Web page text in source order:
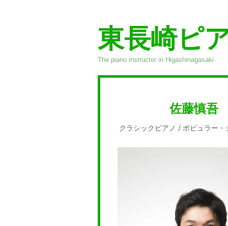
東長崎ピ
The piano instructor in Higashinagasaki
佐藤慎吾
クラシックピアノ / ポピュラー・